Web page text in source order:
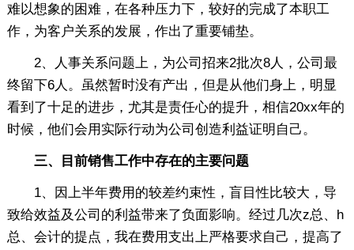
难以想象的困难，在各种压力下，较好的完成了本职工
作，为客户关系的发展，作出了重要铺垫。
2、人事关系问题上，为公司招来2批次8人，公司最
终留下6人。虽然暂时没有产出，但是从他们身上，明显
看到了十足的进步，尤其是责任心的提升，相信20xx年的
时候，他们会用实际行动为公司创造利益证明自己。
三、目前销售工作中存在的主要问题
1、因上半年费用的较差约束性，盲目性比较大，导
致给效益及公司的利益带来了负面影响。经过几次z总、h
总、会计的提点，我在费用支出上严格要求自己，提高了